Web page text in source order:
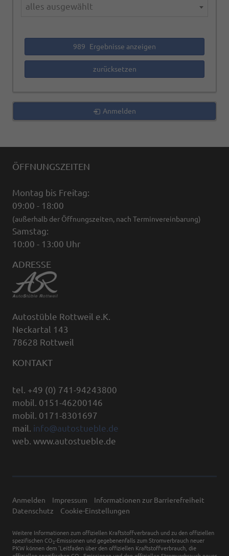
alles ausgewählt
989 Ergebnisse anzeigen
zurücksetzen
Anmelden
ÖFFNUNGSZEITEN
Montag bis Freitag:
09:00 - 18:00
(außerhalb der Öffnungszeiten, nach Terminvereinbarung)
Samstag:
10:00 - 13:00 Uhr
ADRESSE
Autostüble Rottweil e.K.
Neckartal 143
78628 Rottweil
KONTAKT
tel. +49 (0) 741-94243800
mobil. 0151-46200146
mobil. 0171-8301697
mail. info@autostueble.de
web. www.autostueble.de
Anmelden Impressum
Informationen zur Barrierefreiheit
Datenschutz
Cookie-Einstellungen
Weitere Informationen zum offiziellen Kraftstoffverbrauch und zu den offiziellen
spezifischen CO 2-Emissionen und gegebenenfalls zum Stromverbrauch neuer
PKW können dem 'Leitfaden über den offiziellen Kraftstoffverbrauch, die